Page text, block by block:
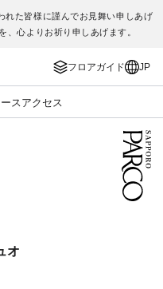
れた皆様に謹んでお見舞い申しあげ
、心よりお祈り申しあげます。
フロアガイド JP
ス アクセス
オ